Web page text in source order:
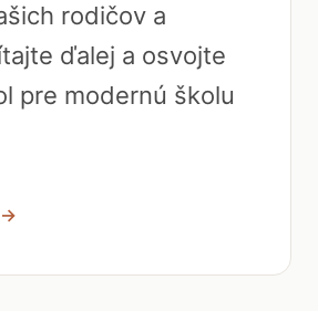
rodičov a
ďalej a osvojte
pre modernú školu
→